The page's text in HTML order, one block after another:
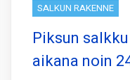
SALKUN RAKENNE
Piksun
aikana noin